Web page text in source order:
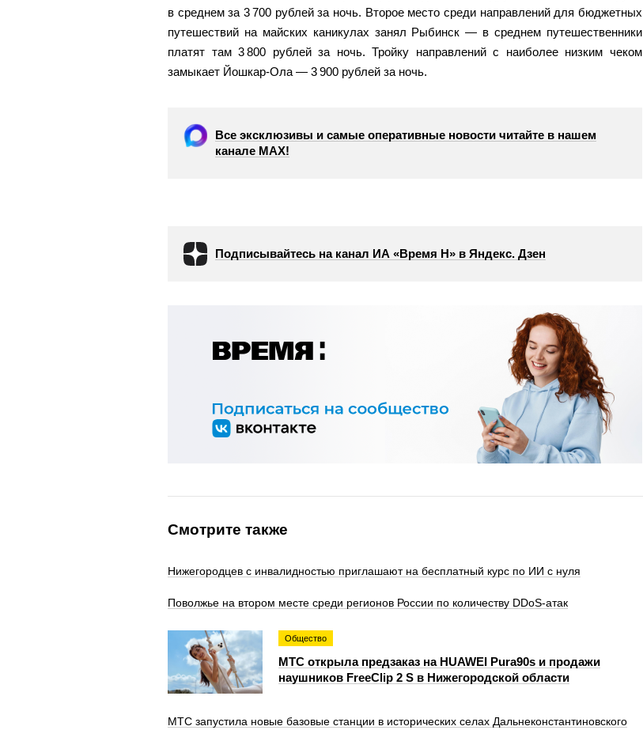
в среднем за 3 700 рублей за ночь. Второе место среди направлений для бюджетных
путешествий на майских каникулах занял Рыбинск — в среднем путешественники
платят там 3 800 рублей за ночь. Тройку направлений с наиболее низким чеком
замыкает Йошкар-Ола — 3 900 рублей за ночь.
Все эксклюзивы и самые оперативные новости читайте в нашем
канале МАХ!
Подписывайтесь на канал ИА «Время Н» в Яндекс. Дзен
Смотрите также
Нижегородцев с инвалидностью приглашают на бесплатный курс по ИИ с нуля
Поволжье на втором месте среди регионов России по количеству DDoS-атак
Общество
МТС открыла предзаказ на HUAWEI Pura90s и продажи
наушников FreeClip 2 S в Нижегородской области
МТС запустила новые базовые станции в исторических селах Дальнеконстантиновского